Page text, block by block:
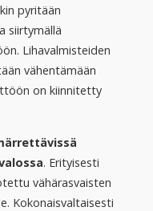
pyritään
siirtymällä
Lihavalmisteiden
vähentämään
on kiinnitetty
. Erityisesti
vähärasvaisten
Kokonaisvaltaisesti